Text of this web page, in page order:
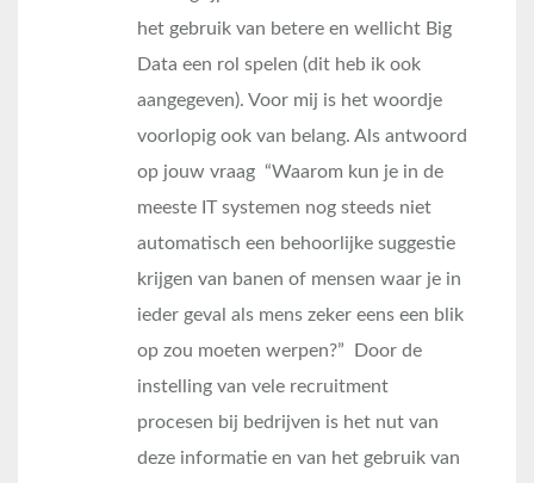
het gebruik van betere en wellicht Big
Data een rol spelen (dit heb ik ook
aangegeven). Voor mij is het woordje
voorlopig ook van belang. Als antwoord
op jouw vraag “Waarom kun je in de
meeste IT systemen nog steeds niet
automatisch een behoorlijke suggestie
krijgen van banen of mensen waar je in
ieder geval als mens zeker eens een blik
op zou moeten werpen?” Door de
instelling van vele recruitment
procesen bij bedrijven is het nut van
deze informatie en van het gebruik van